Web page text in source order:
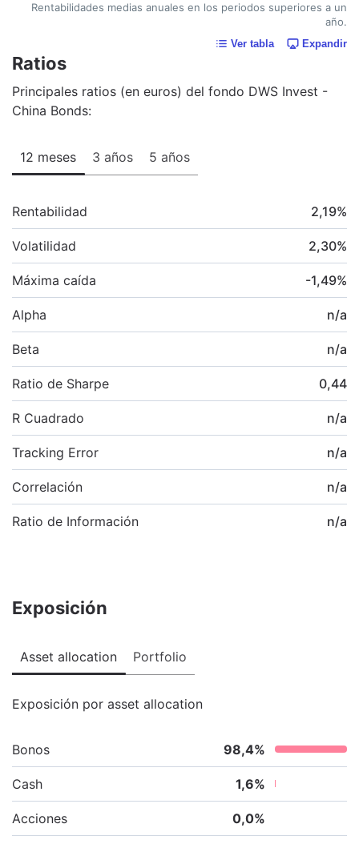
Rentabilidades medias anuales en los periodos superiores a un
año.
Ver tabla Expandir
Ratios
Principales ratios (en euros) del fondo DWS Invest -
China Bonds:
12 meses 3 años 5 años
Rentabilidad 2,19%
Volatilidad 2,30%
Máxima caída -1,49%
Alpha n/a
Beta n/a
Ratio de Sharpe 0,44
R Cuadrado n/a
Tracking Error n/a
Correlación n/a
Ratio de Información n/a
Exposición
Asset allocation Portfolio
Exposición por asset allocation
Bonos 98,4%
Cash 1,6%
Acciones 0,0%